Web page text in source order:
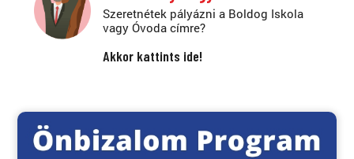
Szeretnétek pályázni a Boldog Iskola
vagy Óvoda címre?
Akkor kattints ide!